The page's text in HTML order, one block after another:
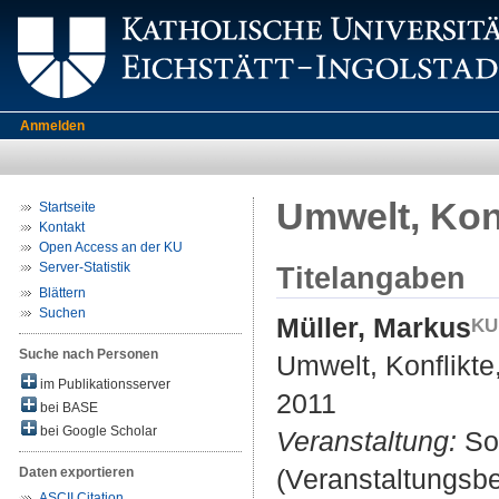
Anmelden
Startseite
Kontakt
Open Access an der KU
Server-Statistik
Blättern
Suchen
Suche nach Personen
im Publikationsserver
bei BASE
bei Google Scholar
Daten exportieren
Umwelt,
Titelangaben
Müller, Markus
Umwelt,
2011
Veranstaltung: